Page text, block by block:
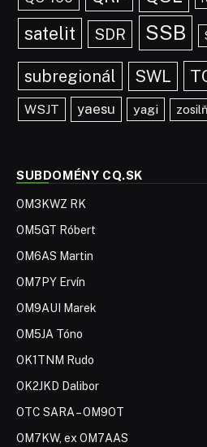
satelit SDR SSB
subregionál SWL
WSJT yaesu yagi
SUBDOMÉNY CQ.SK
OM3KWZ RK
OM5GT Róbert
OM6AS Martin
OM7PY Ervín
OM9AUI Marek
OM5JA Tóno
OK1TNM Rudo
OK2JKD Dalibor
OTC SARA – OM9OT
OM7KW, ex OM7AAS